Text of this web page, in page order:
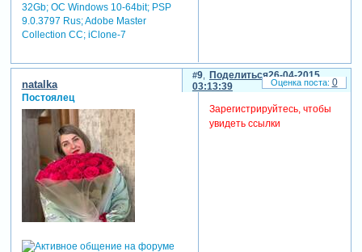
32Gb; ОС Windows 10-64bit; PSP
9.0.3797 Rus; Adobe Master
Collection СС; iClone-7
Поделиться
9
26-04-2015
03:13:39
natalka
Постоялец
Зарегистрируйтесь, чтобы
увидеть ссылки
0